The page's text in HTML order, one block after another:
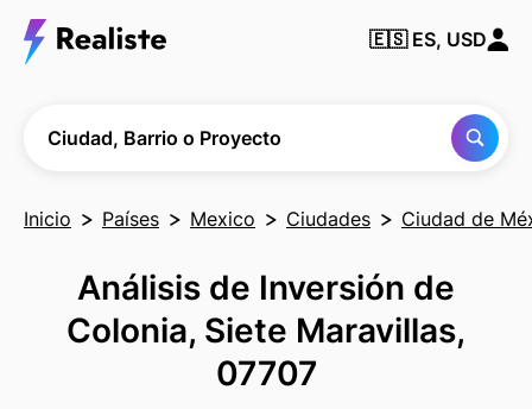
Encuentra
cualquier
🇪🇸 ES, USD
Ciudad, Barrio o Proyecto
Inicio Países Mexico Ciudades Ciudad de
Análisis de Inversión de
Colonia, Siete Maravillas,
07707